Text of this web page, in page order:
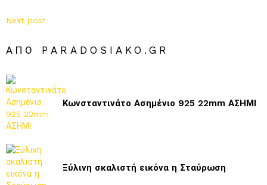
Next post
ΑΠΌ PARADOSIAKO.GR
Κωνσταντινάτο Ασημένιο 925 22mm ΑΣΗΜΙ
Ξύλινη σκαλιστή εικόνα η Σταύρωση